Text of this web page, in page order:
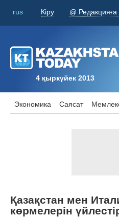
rus Кіру @ Редакцияға
4 қыркүйек 2013
Экономика Саясат
Қазақстан мен
көрмелерін